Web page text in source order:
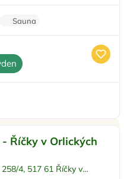
Sauna
hry
Říčky v Orlických
4, 517 61 Říčky v